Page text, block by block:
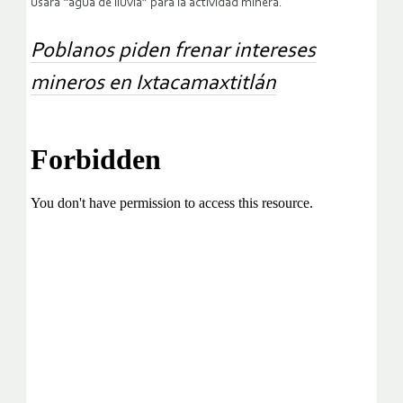
usará “agua de lluvia” para la actividad minera.
Poblanos piden frenar intereses
mineros en Ixtacamaxtitlán